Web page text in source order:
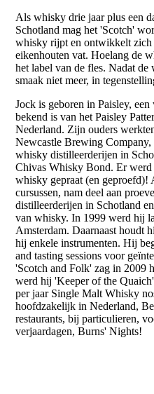
Als whisky drie jaar plus een
Schotland mag het 'Scotch'
whisky rijpt en ontwikkelt zich
eikenhouten vat. Hoelang de
het label van de fles. Nadat
smaak niet meer, in
Jock is geboren in Paisley,
bekend is van het Paisley
Nederland. Zijn ouders
Newcastle Brewing Company,
whisky distilleerderijen in
Chivas Whisky Bond. Er
whisky gepraat (en geproefd)!
cursussen, nam deel aan
distilleerderijen in Schotland
van whisky. In 1999 werd hij
Amsterdam. Daarnaast houdt
hij enkele instrumenten. Hij
and tasting sessions voor
'Scotch and Folk' zag in 2009
werd hij 'Keeper of the
per jaar Single Malt Whisky
hoofdzakelijk in Nederland,
restaurants, bij particulieren,
verjaardagen, Burns' Nights!
Keeper of